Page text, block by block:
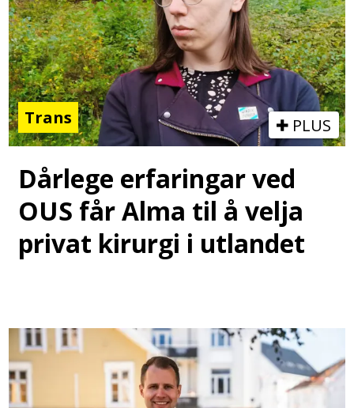
Trans PLUS
Dårlege erfaringar ved
OUS får Alma til å velja
privat kirurgi i utlandet